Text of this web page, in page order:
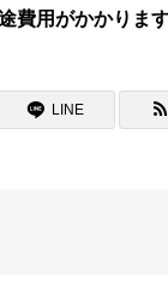
費用がかかりま
LINE